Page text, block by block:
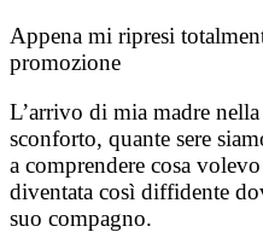
Appena mi ripresi
promozione
L’arrivo di mia madre
sconforto, quante sere
a comprendere cosa
diventata così diffidente
suo compagno.